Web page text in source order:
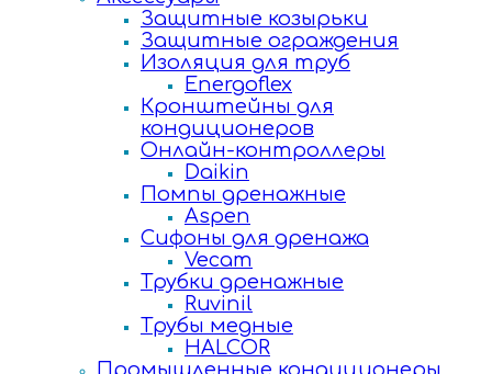
Защитные козырьки
Защитные ограждения
Изоляция для труб
Energoflex
Кронштейны для
кондиционеров
Онлайн-контроллеры
Daikin
Помпы дренажные
Aspen
Сифоны для дренажа
Vecam
Трубки дренажные
Ruvinil
Трубы медные
HALCOR
Промышленные кондиционеры